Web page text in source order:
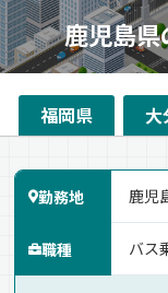
鹿児島
福岡県 大
勤務地
職種